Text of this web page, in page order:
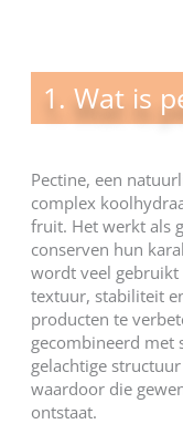
1. Wat is
Pectine, een
complex
fruit. Het werkt als
conserven hun
wordt veel
textuur, stabiliteit
producten te
gecombineerd met
gelachtige
waardoor die
ontstaat.